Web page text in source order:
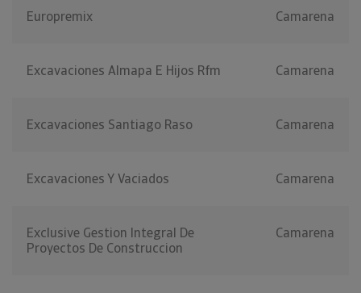
Europremix Camarena
Excavaciones Almapa E Hijos Rfm Camarena
Excavaciones Santiago Raso Camarena
Excavaciones Y Vaciados Camarena
Exclusive Gestion Integral De
Proyectos De Construccion
Camarena